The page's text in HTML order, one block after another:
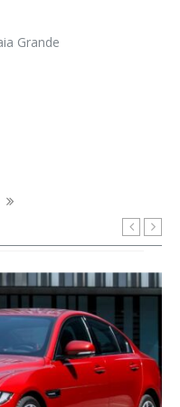
Grande
carros são símbolos